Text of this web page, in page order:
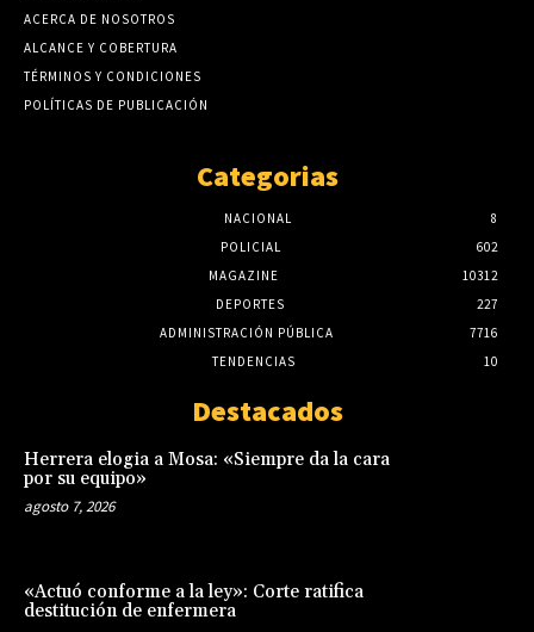
ACERCA DE NOSOTROS
ALCANCE Y COBERTURA
TÉRMINOS Y CONDICIONES
POLÍTICAS DE PUBLICACIÓN
Categorias
NACIONAL
8
POLICIAL
602
MAGAZINE
10312
DEPORTES
227
ADMINISTRACIÓN PÚBLICA
7716
TENDENCIAS
10
Destacados
Herrera elogia a Mosa: «Siempre da la cara
por su equipo»
agosto 7, 2026
«Actuó conforme a la ley»: Corte ratifica
destitución de enfermera